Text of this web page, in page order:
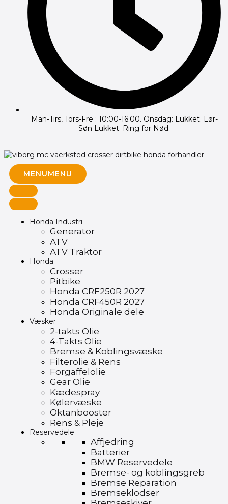
Man-Tirs, Tors-Fre : 10:00-16.00. Onsdag: Lukket. Lør-
Søn Lukket. Ring for Nød.
MENUMENU
Honda Industri
Generator
ATV
ATV Traktor
Honda
Crosser
Pitbike
Honda CRF250R 2027
Honda CRF450R 2027
Honda Originale dele
Væsker
2-takts Olie
4-Takts Olie
Bremse & Koblingsvæske
Filterolie & Rens
Forgaffelolie
Gear Olie
Kædespray
Kølervæske
Oktanbooster
Rens & Pleje
Reservedele
Affjedring
Batterier
BMW Reservedele
Bremse- og koblingsgreb
Bremse Reparation
Bremseklodser